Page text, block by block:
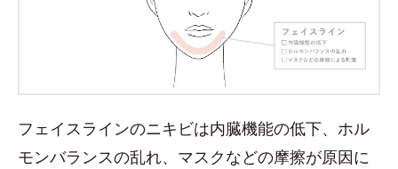
フェイスラインのニキビは内臓機能の低下、ホル
モンバランスの乱れ、マスクなどの摩擦が原因に